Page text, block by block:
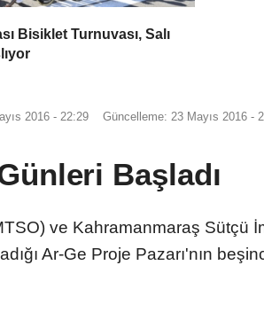
Bisiklet Turnuvası, Salı
2016 - 22:29 Güncelleme: 23 Mayıs 2016 -
Başladı
ve Kahramanmaraş Sütçü
Ar-Ge Proje Pazarı'nın